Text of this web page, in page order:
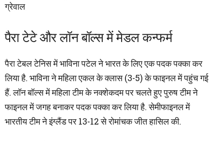
ग्रेवाल
पैरा टेटे और लॉन बॉल्स में मेडल कन्फर्म
पैरा टेबल टेनिस में भाविना पटेल ने भारत के लिए एक पदक पक्का कर
लिया है. भाविना ने महिला एकल के क्लास (3-5) के फाइनल में पहुंच गई
हैं. लॉन बॉल्स में महिला टीम के नक्शेकदम पर चलते हुए पुरुष टीम ने
फाइनल में जगह बनाकर पदक पक्का कर लिया है. सेमीफाइनल में
भारतीय टीम ने इंग्लैंड पर 13-12 से रोमांचक जीत हासिल की.